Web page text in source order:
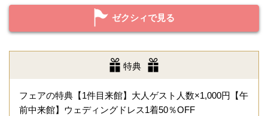
ゼクシィで見る
特典
フェアの特典【1件目来館】大人ゲスト人数×1,000円【午
前中来館】ウェディングドレス1着50％OFF